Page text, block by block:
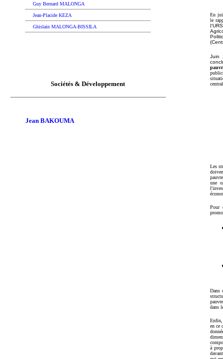
Guy Bernard MALONGA
Jean-Placide KEZA
Ghislain MALONGA-BISSILA
Sociétés & Développement
Jean BAKOUMA
En
le
l'
Juin
Les
une
Pour
Dans
dans
Enfin,
en ce
à